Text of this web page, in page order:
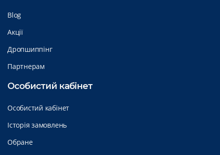
Blog
Акції
Дропшиппінг
Партнерам
Особистий кабінет
Особистий кабінет
Історія замовлень
Обране